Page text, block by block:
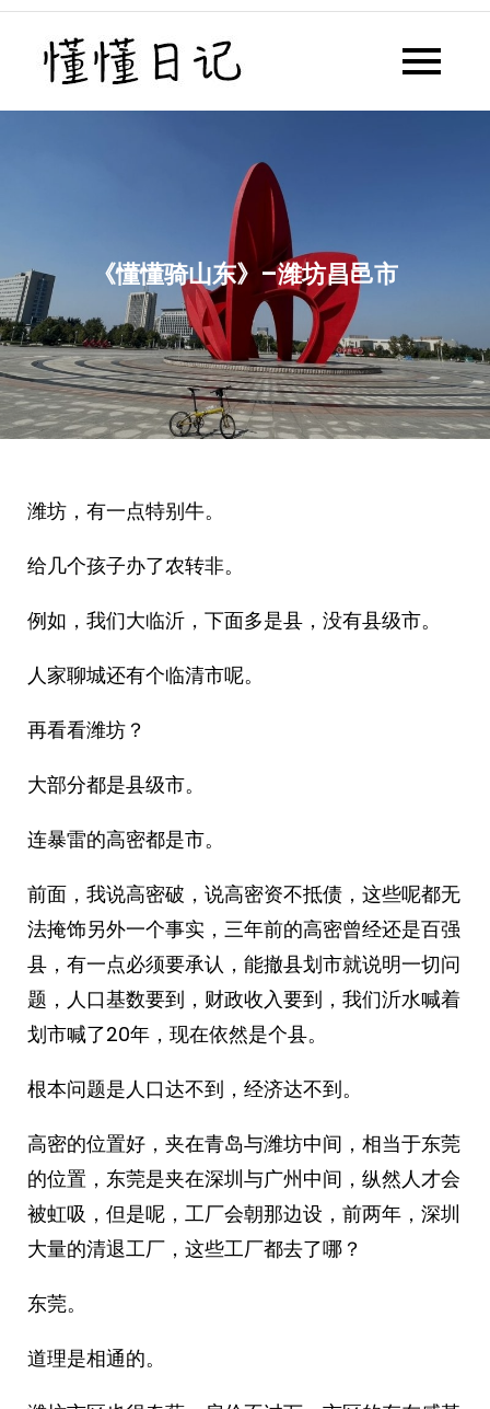
Skip
content
懂懂日记网每天同步更新懂懂学
《懂懂骑山东》–潍坊昌邑市
潍坊，有一点特别牛。
给几个孩子办了农转非。
例如，我们大临沂，下面多是县，没有县级市。
人家聊城还有个临清市呢。
再看看潍坊？
大部分都是县级市。
连暴雷的高密都是市。
前面，我说高密破，说高密资不抵债，这些呢都无
法掩饰另外一个事实，三年前的高密曾经还是百强
县，有一点必须要承认，能撤县划市就说明一切问
题，人口基数要到，财政收入要到，我们沂水喊着
划市喊了20年，现在依然是个县。
根本问题是人口达不到，经济达不到。
高密的位置好，夹在青岛与潍坊中间，相当于东莞
的位置，东莞是夹在深圳与广州中间，纵然人才会
被虹吸，但是呢，工厂会朝那边设，前两年，深圳
大量的清退工厂，这些工厂都去了哪？
东莞。
道理是相通的。